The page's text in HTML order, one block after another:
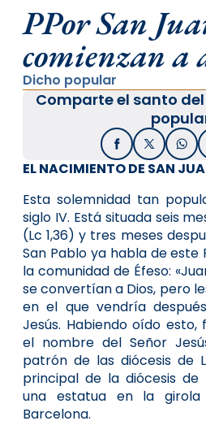
PPor San
comienzan a
Dicho popular
Comparte el santo
Facebook
X /
EL NACIMIENTO DE SAN
Esta solemnidad tan
siglo IV. Está situada seis
(Lc 1,36) y tres meses
San Pablo ya habla de este
la comunidad de Éfeso:
se convertían a Dios, pero
en el que vendría
Jesús. Habiendo oído
el nombre del Señor
patrón de las diócesis de
principal de la diócesis de
una estatua en la
Barcelona.